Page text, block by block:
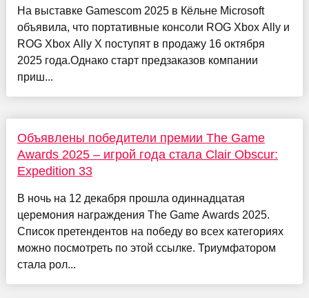
На выставке Gamescom 2025 в Кёльне Microsoft
объявила, что портативные консоли ROG Xbox Ally и
ROG Xbox Ally X поступят в продажу 16 октября
2025 года.Однако старт предзаказов компании
приш...
Объявлены победители премии The Game
Awards 2025 – игрой года стала Clair Obscur:
Expedition 33
В ночь на 12 декабря прошла одиннадцатая
церемония награждения The Game Awards 2025.
Список претендентов на победу во всех категориях
можно посмотреть по этой ссылке. Триумфатором
стала рол...